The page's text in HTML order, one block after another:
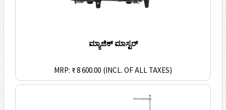
ಮ್ಯಾಜಿಕ್ ಮಾಸ್ಟರ್
MRP: ₹ 8 600.00 (INCL. OF ALL TAXES)